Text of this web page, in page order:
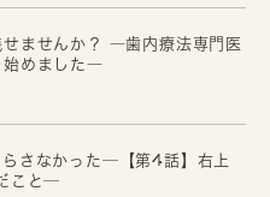
ませんか？ ―歯内療法専門医
始めました―
さなかった─【第4話】右上
こと─